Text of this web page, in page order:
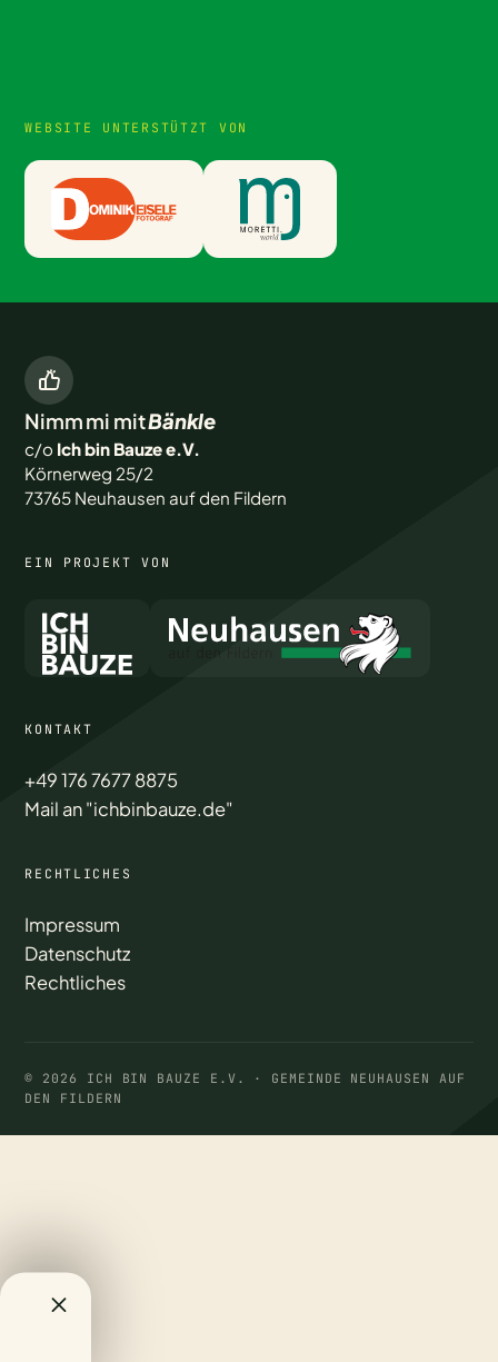
WEBSITE UNTERSTÜTZT VON
Nimm mi mitBänkle
c/o Ich bin Bauze e.V.
Körnerweg 25/2
73765 Neuhausen auf den Fildern
EIN PROJEKT VON
KONTAKT
+49 176 7677 8875
Mail an "ichbinbauze.de"
RECHTLICHES
Impressum
Datenschutz
Rechtliches
© 2026 ICH BIN BAUZE E.V. · GEMEINDE NEUHAUSEN AUF
DEN FILDERN